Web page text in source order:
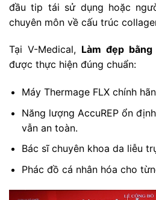
đầu tip tái sử dụng hoặc
chuyên môn về cấu trúc
Tại V-Medical, Làm đẹp
được thực hiện đúng chuẩn:
Máy Thermage FLX chính
Năng lượng AccuREP ổn
vẫn an toàn.
Bác sĩ chuyên khoa da liễu
Phác đồ cá nhân hóa cho